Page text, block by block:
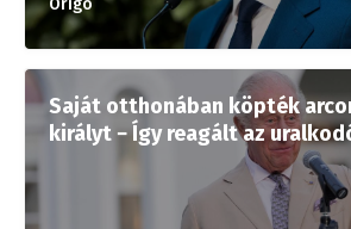
Origo
Saját otthonában köpték
királyt − Így reagált az